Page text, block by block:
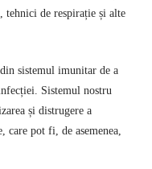
, tehnici de respirație și alte
sistemul imunitar de a
Sistemul nostru
și distrugere a
care pot fi, de asemenea,